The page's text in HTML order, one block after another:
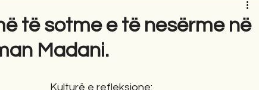
Romane English
të sotme e të nesërme në
Madani.
Kulturë e refleksione: